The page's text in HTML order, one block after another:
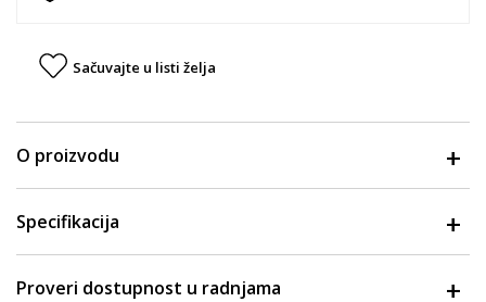
Sačuvajte u listi želja
O proizvodu
Specifikacija
Proveri dostupnost u radnjama